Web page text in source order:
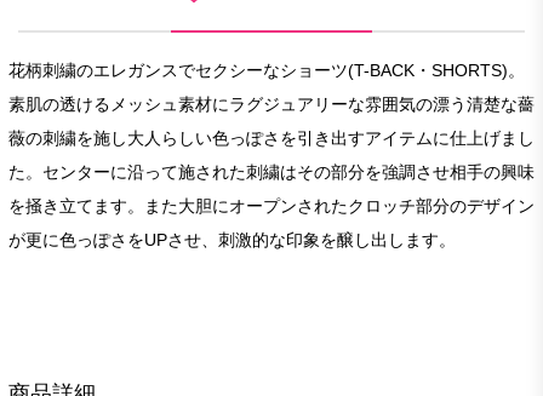
花柄刺繍のエレガンスでセクシーなショーツ(T-BACK・SHORTS)。
素肌の透けるメッシュ素材にラグジュアリーな雰囲気の漂う清楚な薔
薇の刺繍を施し大人らしい色っぽさを引き出すアイテムに仕上げまし
た。センターに沿って施された刺繍はその部分を強調させ相手の興味
を掻き立てます。また大胆にオープンされたクロッチ部分のデザイン
が更に色っぽさをUPさせ、刺激的な印象を醸し出します。